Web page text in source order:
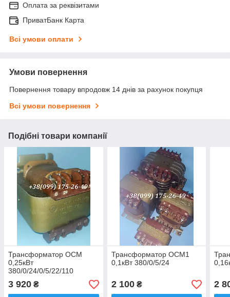
Оплата за реквізитами
ПриватБанк Карта
Всі умови оплати
Умови повернення
Повернення товару впродовж 14 днів за рахунок покупця
Всі умови повернення
Подібні товари компанії
Трансформатор ОСМ
0,25кВт
380/0/24/0/5/22/110
3 920 ₴
Трансформатор ОСМ1
0,1кВт 380/0/5/24
2 100₴ 2